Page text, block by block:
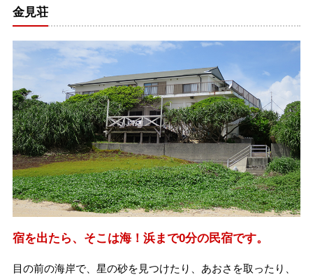
金見荘
宿を出たら、そこは海！浜まで0分の民宿です。
目の前の海岸で、星の砂を見つけたり、あおさを取ったり、